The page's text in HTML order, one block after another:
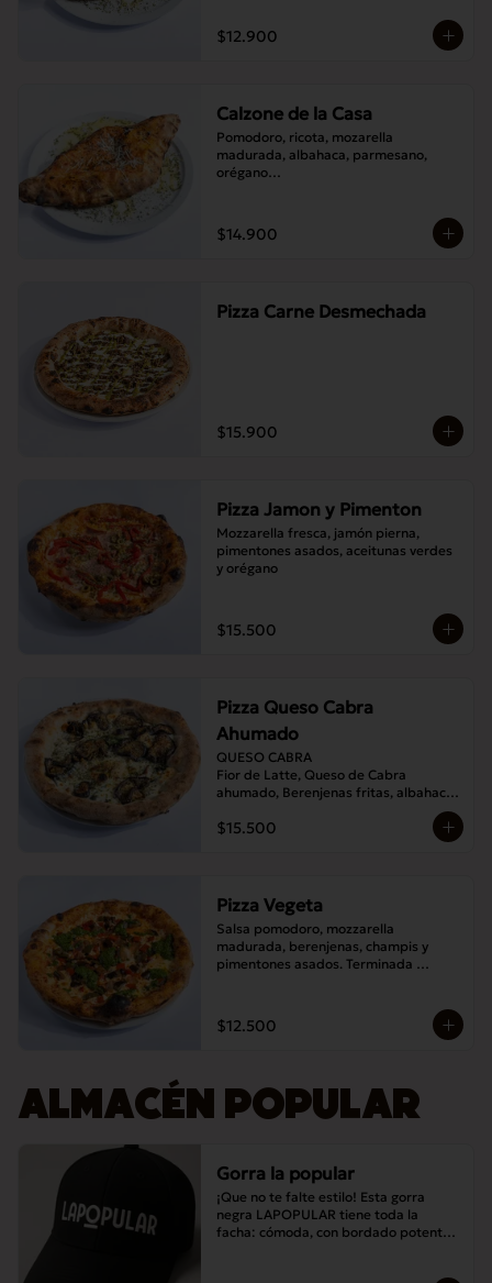
$12.900
Calzone de la Casa
Pomodoro, ricota, mozarella
madurada, albahaca, parmesano,
orégano
Champignones asados,
Berenjenas asadas.
$14.900
Pizza Carne Desmechada
$15.900
Pizza Jamon y Pimenton
Mozzarella fresca, jamón pierna,
pimentones asados, aceitunas verdes
y orégano
$15.500
Pizza Queso Cabra
Ahumado
QUESO CABRA
Fior de Latte, Queso de Cabra
ahumado, Berenjenas fritas, albahaca ,
$15.500
Pizza Vegeta
Salsa pomodoro, mozzarella
madurada, berenjenas, champis y
pimentones asados. Terminada
$12.500
ALMACÉN POPULAR
Gorra la popular
¡Que no te falte estilo! Esta gorra
negra LAPOPULAR tiene toda la
facha: cómoda, con bordado potente y